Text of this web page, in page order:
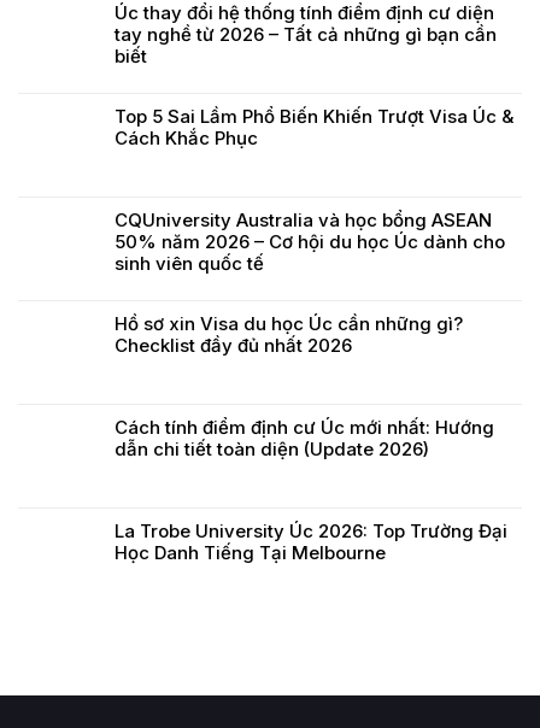
Úc thay đổi hệ thống tính điểm định cư diện
tay nghề từ 2026 – Tất cả những gì bạn cần
biết
Top 5 Sai Lầm Phổ Biến Khiến Trượt Visa Úc &
Cách Khắc Phục
CQUniversity Australia và học bổng ASEAN
50% năm 2026 – Cơ hội du học Úc dành cho
sinh viên quốc tế
Hồ sơ xin Visa du học Úc cần những gì?
Checklist đầy đủ nhất 2026
Cách tính điểm định cư Úc mới nhất: Hướng
dẫn chi tiết toàn diện (Update 2026)
La Trobe University Úc 2026: Top Trường Đại
Học Danh Tiếng Tại Melbourne